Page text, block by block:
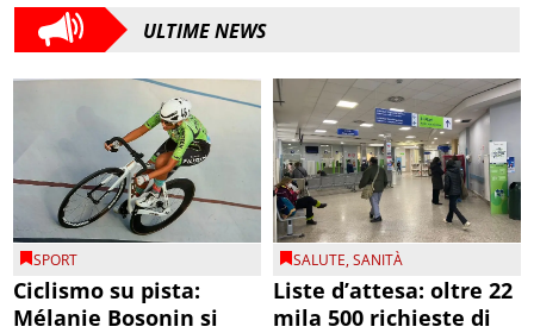
ULTIME NEWS
SPORT
Ciclismo su pista:
Mélanie Bosonin si
SALUTE,SANITÀ
Liste d’attesa: oltre 22
mila 500 richieste di